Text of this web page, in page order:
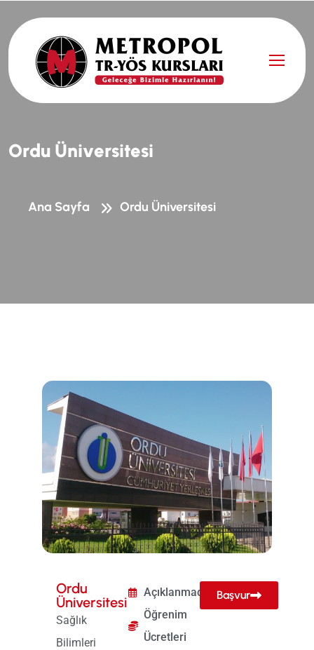
Ordu Üniversitesi
Ana Sayfa Ordu Üniversitesi
Ordu
Üniversitesi
Sağlık
Bilimleri
Açıklanmadı
Öğrenim
Ücretleri
Başvur